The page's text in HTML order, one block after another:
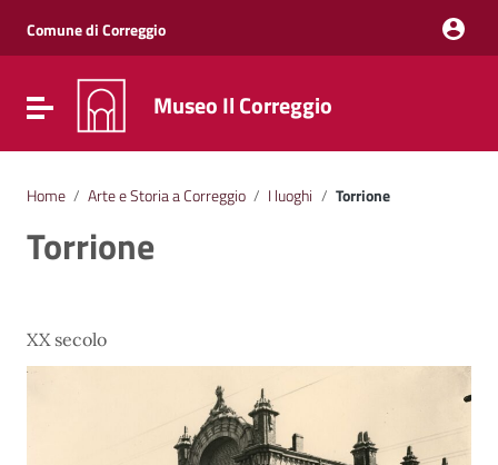
Vai al menu di navigazione
Vai al footer
Comune di Correggio
Attiva / disattiva la navigazione
Museo Il Correggio
Home / Arte e Storia a Correggio / I luoghi / Torrione
Torrione
XX secolo